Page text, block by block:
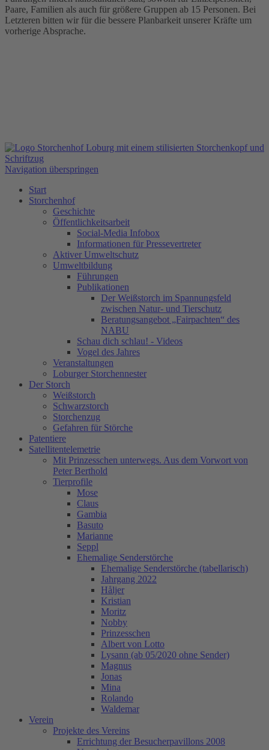
Paare, Familien als auch für größere Gruppen ab 15 Personen. Bei
Letzteren bitten wir für die bessere Planbarkeit unserer Kräfte um
vorherige Absprache.
Navigation überspringen
Start
Storchenhof
Geschichte
Öffentlichkeitsarbeit
Social-Media Infobox
Informationen für Pressevertreter
Aktiver Umweltschutz
Umweltbildung
Führungen
Publikationen
Der Weißstorch im Spannungsfeld
zwischen Natur- und Tierschutz
Beratungsangebot „Fairpachten“ des
NABU
Schau dich schlau! - Videos
Vogel des Jahres
Veranstaltungen
Loburger Storchennester
Der Storch
Weißstorch
Schwarzstorch
Storchenzug
Gefahren für Störche
Patentiere
Satellitentelemetrie
Mit Prinzesschen unterwegs. Aus dem Vorwort von
Peter Berthold
Tierprofile
Mose
Claus
Gambia
Basuto
Marianne
Seppl
Ehemalige Senderstörche
Ehemalige Senderstörche (tabellarisch)
Jahrgang 2022
Håljer
Kristian
Moritz
Nobby
Prinzesschen
Albert von Lotto
Lysann (ab 05/2020 ohne Sender)
Magnus
Jonas
Mina
Rolando
Waldemar
Verein
Projekte des Vereins
Errichtung der Besucherpavillons 2008